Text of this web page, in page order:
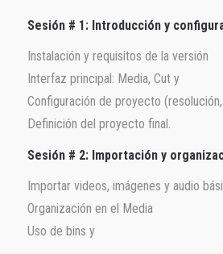
Sesión # 1: Introducción y
Instalación y requisitos de la versión
Interfaz principal: Media, Cut y
Configuración de proyecto
Definición del proyecto final.
Sesión # 2: Importación y
Importar videos, imágenes y audio
Organización en el Media
Uso de bins y